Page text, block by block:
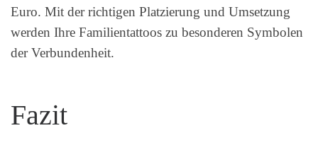
Euro. Mit der richtigen Platzierung und Umsetzung
werden Ihre Familientattoos zu besonderen Symbolen
der Verbundenheit.
Fazit